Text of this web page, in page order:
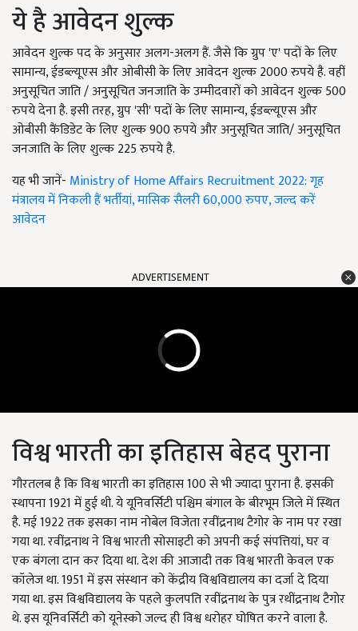
ये है आवेदन शुल्क
आवेदन शुल्क पद के अनुसार अलग-अलग हैं. जैसे कि ग्रुप 'ए' पदों के लिए
सामान्य, ईडब्ल्यूएस और ओबीसी के लिए आवेदन शुल्क 2000 रुपये है. वहीं
अनुसूचित जाति / अनुसूचित जनजाति के उम्मीदवारों को आवेदन शुल्क 500
रुपये देना है. इसी तरह, ग्रुप 'सी' पदों के लिए सामान्य, ईडब्ल्यूएस और
ओबीसी कैंडिडेट के लिए शुल्क 900 रुपये और अनुसूचित जाति/ अनुसूचित
जनजाति के लिए शुल्क 225 रुपये है.
यह भी जानें- Ministry of Home Affairs Recruitment 2022: गृह
मंत्रालय में निकली हैं भर्तीयां, मासिक सैलरी 60,000 रुपए, जल्द करें
आवेदन
ADVERTISEMENT
विश्व भारती का इतिहास बेहद पुराना
गौरतलब है कि विश्व भारती का इतिहास 100 से भी ज्यादा पुराना है. इसकी
स्थापना 1921 में हुई थी. ये यूनिवर्सिटी पश्चिम बंगाल के बीरभूम जिले में स्थित
है. मई 1922 तक इसका नाम नोबेल विजेता रवींद्रनाथ टैगोर के नाम पर रखा
गया था. रवींद्रनाथ ने विश्व भारती सोसाइटी को अपनी कई संपत्तियां, घर व
एक बंगला दान कर दिया था. देश की आजादी तक विश्व भारती केवल एक
कॉलेज था. 1951 में इस संस्थान को केंद्रीय विश्वविद्यालय का दर्जा दे दिया
गया था. इस विश्वविद्यालय के पहले कुलपति रवींद्रनाथ के पुत्र रथींद्रनाथ टैगोर
थे. इस यूनिवर्सिटी को यूनेस्को जल्द ही विश्व धरोहर घोषित करने वाला है.